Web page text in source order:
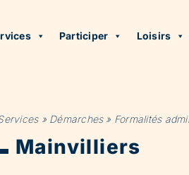
Participer Loisirs
» Démarches» Formalités
Mainvilliers